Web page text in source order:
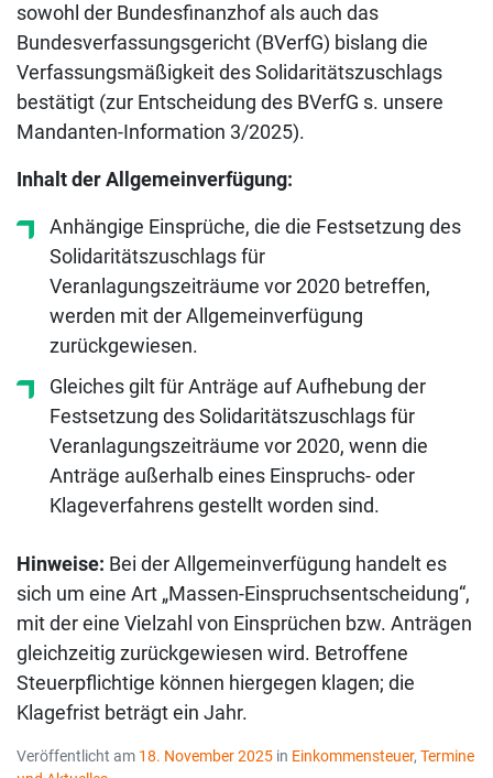
sowohl der Bundesfinanzhof als auch das
Bundesverfassungsgericht (BVerfG) bislang die
Verfassungsmäßigkeit des Solidaritätszuschlags
bestätigt (zur Entscheidung des BVerfG s. unsere
Mandanten-Information 3/2025).
Inhalt der Allgemeinverfügung:
Anhängige Einsprüche, die die Festsetzung des
Solidaritätszuschlags für
Veranlagungszeiträume vor 2020 betreffen,
werden mit der Allgemeinverfügung
zurückgewiesen.
Gleiches gilt für Anträge auf Aufhebung der
Festsetzung des Solidaritätszuschlags für
Veranlagungszeiträume vor 2020, wenn die
Anträge außerhalb eines Einspruchs- oder
Klageverfahrens gestellt worden sind.
Hinweise: Bei der Allgemeinverfügung handelt es
sich um eine Art „Massen-Einspruchsentscheidung“,
mit der eine Vielzahl von Einsprüchen bzw. Anträgen
gleichzeitig zurückgewiesen wird. Betroffene
Steuerpflichtige können hiergegen klagen; die
Klagefrist beträgt ein Jahr.
Veröffentlicht am 18. November 2025 in Einkommensteuer, Termine